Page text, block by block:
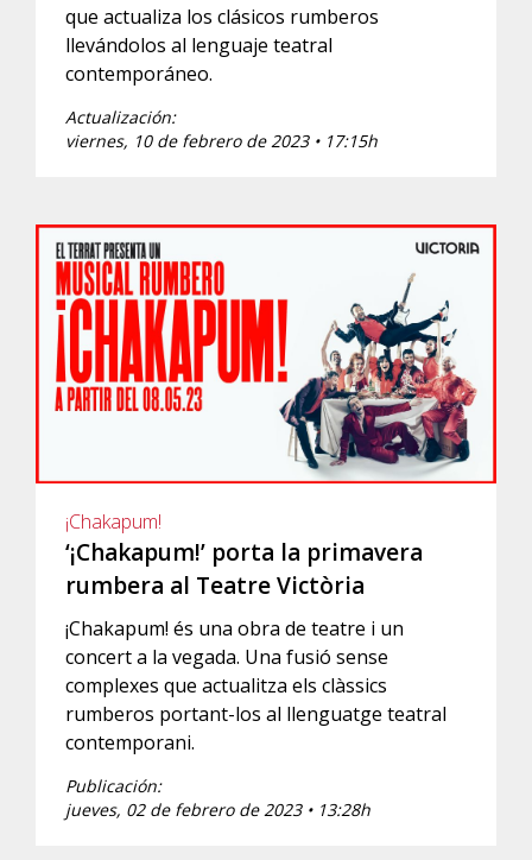
que actualiza los clásicos rumberos
llevándolos al lenguaje teatral
contemporáneo.
Actualización:
viernes, 10 de febrero de 2023 • 17:15h
¡Chakapum!
‘¡Chakapum!’ porta la primavera
rumbera al Teatre Victòria
¡Chakapum! és una obra de teatre i un
concert a la vegada. Una fusió sense
complexes que actualitza els clàssics
rumberos portant-los al llenguatge teatral
contemporani.
Publicación:
jueves, 02 de febrero de 2023 • 13:28h